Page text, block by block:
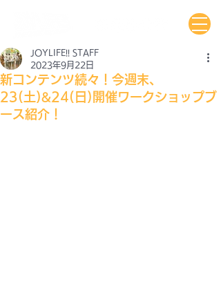
新コンテンツ続々！今週末、
23(土)&24(日)開催ワークショップブ
ース紹介！
JOYLIFE!! STAFF
2023年9月22日